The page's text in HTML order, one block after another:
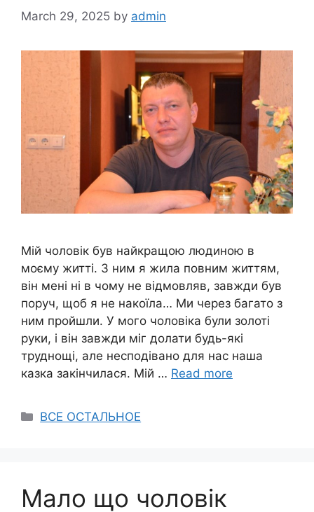
March 29, 2025 by admin
Мій чоловік був найкращою людиною в
моєму житті. З ним я жила повним життям,
він мені ні в чому не відмовляв, завжди був
поруч, щоб я не накоїла… Ми через багато з
ним пройшли. У мого чоловіка були золоті
руки, і він завжди міг долати будь-які
труднощі, але несподівано для нас наша
казка закінчилася. Мій … Read more
Categories
ВСЕ ОСТАЛЬНОЕ
Мало що чоловік